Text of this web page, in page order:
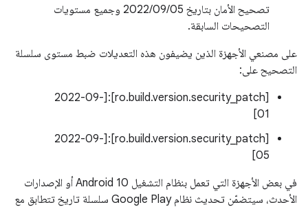
تصحيح الأمان بتاريخ 05‏/09‏/2022 وجميع مستويات
التصحيحات السابقة.
على مصنعي الأجهزة الذين يضيفون هذه التعديلات ضبط مستوى سلسلة
التصحيح على:
[ro.build.version.security_patch]:[2022-09-
01]
[ro.build.version.security_patch]:[2022-09-
05]
في بعض الأجهزة التي تعمل بنظام التشغيل Android 10 أو الإصدارات
الأحدث، سيتضمّن تحديث نظام Google Play سلسلة تاريخ تتطابق مع